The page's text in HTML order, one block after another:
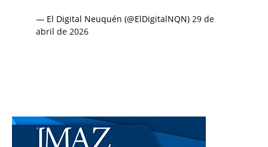
— El Digital Neuquén (@ElDigitalNQN) 29 de
abril de 2026